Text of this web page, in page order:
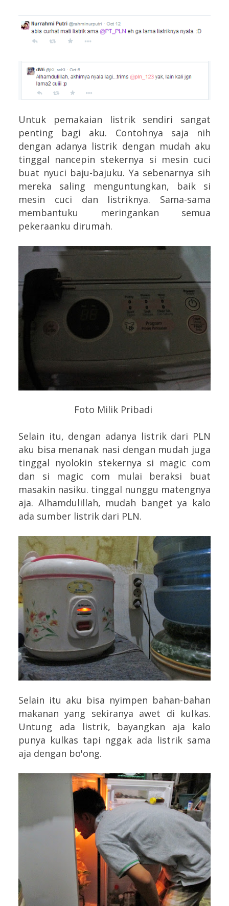
Untuk pemakaian listrik sendiri sangat
penting bagi aku. Contohnya saja nih
dengan adanya listrik dengan mudah aku
tinggal nancepin stekernya si mesin cuci
buat nyuci baju-bajuku. Ya sebenarnya sih
mereka saling menguntungkan, baik si
mesin cuci dan listriknya. Sama-sama
membantuku meringankan semua
pekeraanku dirumah.
Foto Milik Pribadi
Selain itu, dengan adanya listrik dari PLN
aku bisa menanak nasi dengan mudah juga
tinggal nyolokin stekernya si magic com
dan si magic com mulai beraksi buat
masakin nasiku. tinggal nunggu matengnya
aja. Alhamdulillah, mudah banget ya kalo
ada sumber listrik dari PLN.
Selain itu aku bisa nyimpen bahan-bahan
makanan yang sekiranya awet di kulkas.
Untung ada listrik, bayangkan aja kalo
punya kulkas tapi nggak ada listrik sama
aja dengan bo'ong.